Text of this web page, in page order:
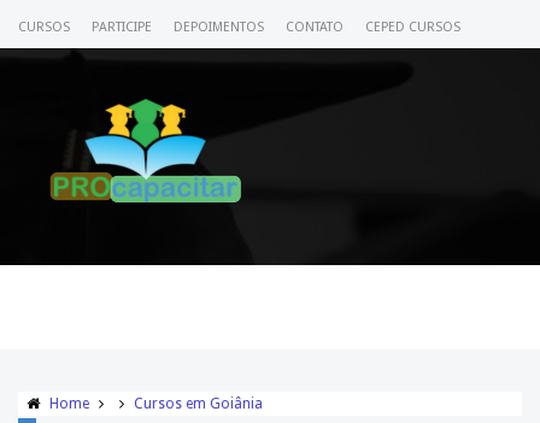
CURSOS PARTICIPE DEPOIMENTOS CONTATO CEPED CURSOS
Home Cursos em Goiânia